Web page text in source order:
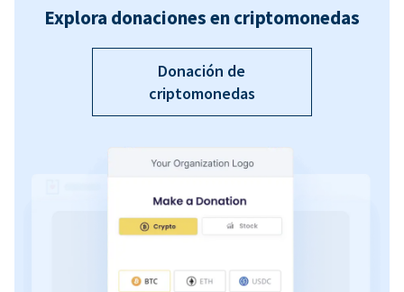
Explora donaciones en criptomonedas
Donación de
criptomonedas